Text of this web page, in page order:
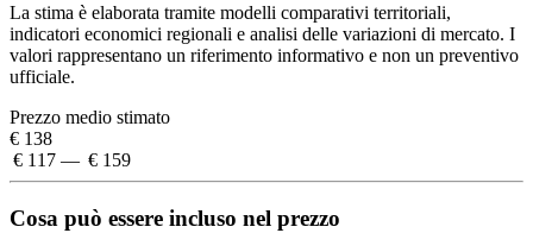
La stima è elaborata tramite modelli comparativi territoriali,
indicatori economici regionali e analisi delle variazioni di mercato. I
valori rappresentano un riferimento informativo e non un preventivo
ufficiale.
Prezzo medio stimato
€ 138
€ 117 — € 159
Cosa può essere incluso nel prezzo